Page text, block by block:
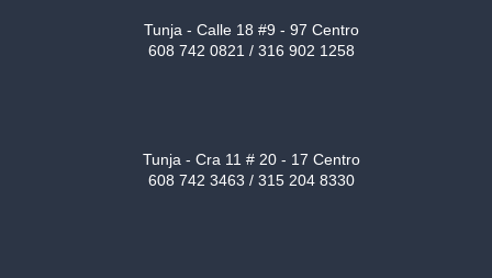
Tunja - Calle 18 #9 - 97 Centro
608 742 0821 / 316 902 1258
Tunja - Cra 11 # 20 - 17 Centro
608 742 3463 / 315 204 8330